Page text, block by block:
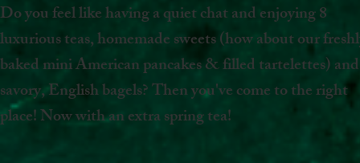
Do you feel like having a quiet chat and enjoying 8
luxurious teas, homemade sweets (how about our
baked mini American pancakes & filled tartelettes) and
savory, English bagels? Then you've come to the right
place! Now with an extra spring tea!